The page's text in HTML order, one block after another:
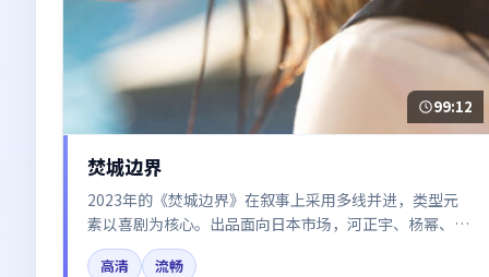
99:12
焚城边界
2023年的《焚城边界》在叙事上采用多线并进，类型元
素以喜剧为核心。出品面向日本市场，河正宇、杨幂、刘
亦菲所饰角色推动关键反转，结尾留白引发讨论。
高清
流畅